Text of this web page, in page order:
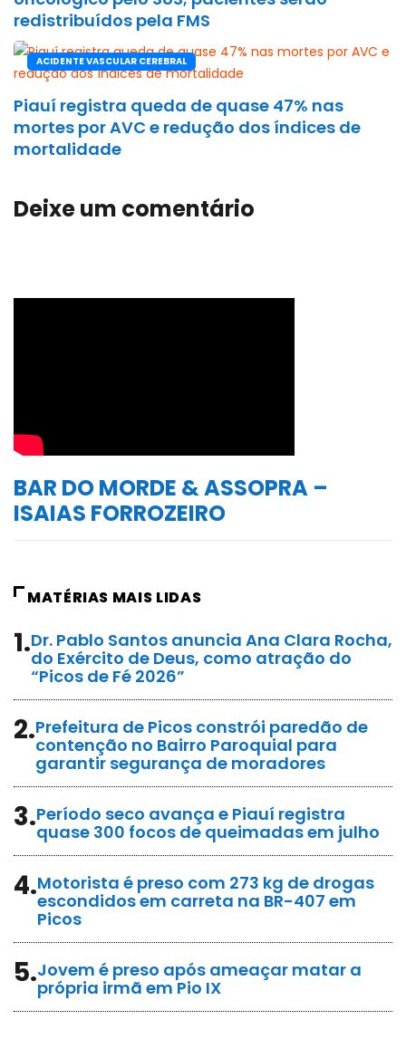
redistribuídos pela FMS
ACIDENTE VASCULAR CEREBRAL
Piauí registra queda de quase 47% nas
mortes por AVC e redução dos índices de
mortalidade
Deixe um comentário
BAR DO MORDE & ASSOPRA –
ISAIAS FORROZEIRO
MATÉRIAS MAIS LIDAS
1.Dr. Pablo Santos anuncia Ana Clara Rocha,
do Exército de Deus, como atração do
“Picos de Fé 2026”
2.Prefeitura de Picos constrói paredão de
contenção no Bairro Paroquial para
garantir segurança de moradores
3.Período seco avança e Piauí registra
quase 300 focos de queimadas em julho
4.Motorista é preso com 273 kg de drogas
escondidos em carreta na BR-407 em
Picos
5.Jovem é preso após ameaçar matar a
própria irmã em Pio IX